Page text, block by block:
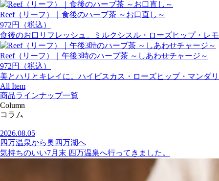
Reef（リーフ）｜食後のハーブ茶 ～お口直し～
972円（税込）
食後のお口リフレッシュ。ミルクシスル・ローズヒップ・レ
Reef（リーフ）｜午後3時のハーブ茶 ～しあわせチャージ～
972円（税込）
美とハリとキレイに。ハイビスカス・ローズヒップ・マンダ
All Item
商品ラインナップ一覧
Column
コラム
2026.08.05
四万温泉から奥四万湖へ
気持ちのいい7月末 四万温泉へ行ってきました。